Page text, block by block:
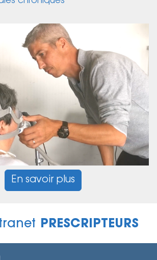
chroniques
En savoir plus
PRESCRIPTEURS